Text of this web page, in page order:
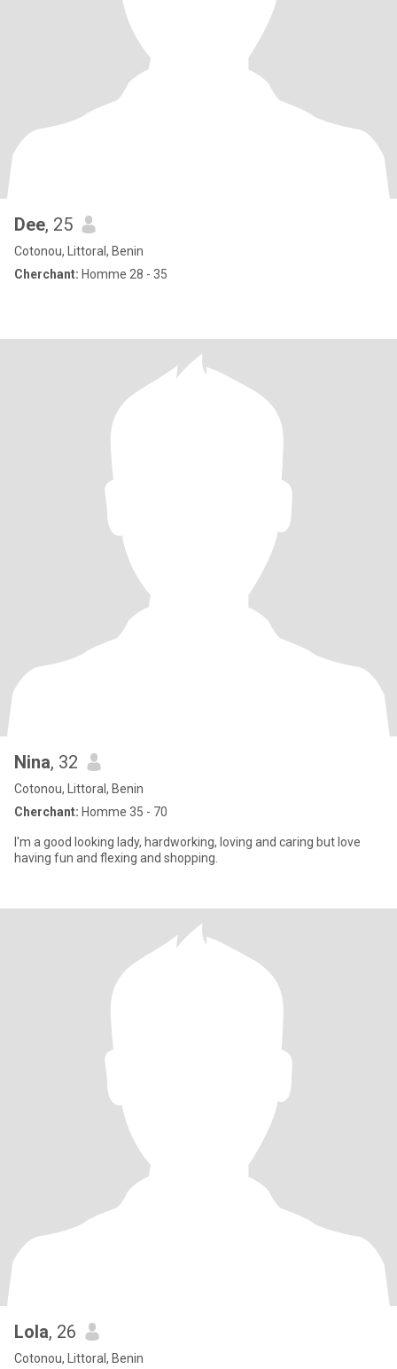
Dee, 25
Cotonou, Littoral, Benin
Cherchant: Homme 28 - 35
Nina, 32
Cotonou, Littoral, Benin
Cherchant: Homme 35 - 70
I'm a good looking lady, hardworking, loving and caring but love
having fun and flexing and shopping.
Lola, 26
Cotonou, Littoral, Benin